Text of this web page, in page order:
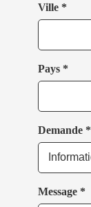
Ville *
Pays *
Demande *
Message *